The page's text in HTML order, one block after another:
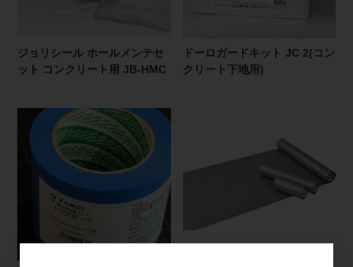
ジョリシール ホールメンテセ
ット コンクリート用 JB-HMC
ドーロガードキット JC 2(コン
クリート下地用)